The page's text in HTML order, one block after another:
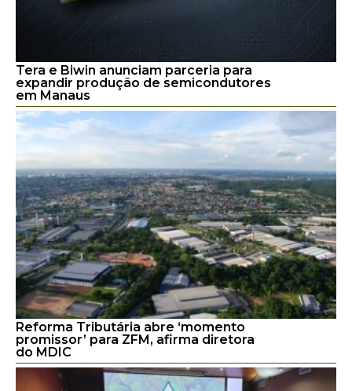
Tera e Biwin anunciam parceria para
expandir produção de semicondutores
em Manaus
Reforma Tributária abre ‘momento
promissor’ para ZFM, afirma diretora
do MDIC